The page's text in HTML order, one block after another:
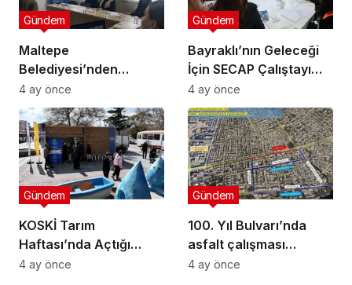
Maltepe
Belediyesi’nden
Muhtarlara Toplumsal
Cinsiyet Eşitliği
Semineri
Gündem
4 ay önce
Bayraklı’nın Geleceği
İçin SECAP Çalıştayı
Düzenlendi
Gündem
4 ay önce
KOSKİ Tarım
Haftası’nda Açtığı
Stantta Su Tasarrufu
Gündem
4 ay önce
100. Yıl Bulvarı’nda
asfalt çalışması
gerçekleştirilecek
Gündem
4 ay önce